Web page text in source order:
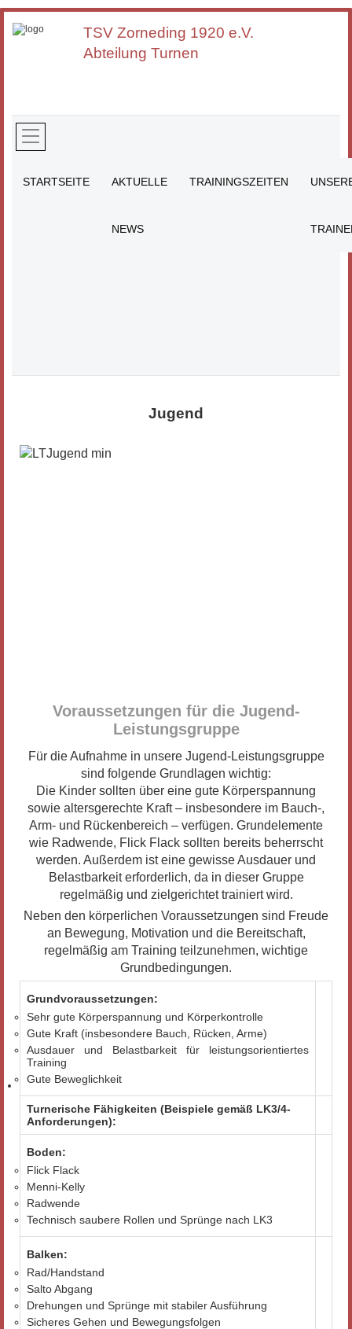
TSV Zorneding 1920 e.V.
Abteilung Turnen
STARTSEITE AKTUELLE
NEWS
TRAININGSZEITEN
Jugend
Voraussetzungen für die Jugend-
Leistungsgruppe
Für die Aufnahme in unsere Jugend-Leistungsgruppe
sind folgende Grundlagen wichtig:
Die Kinder sollten über eine gute Körperspannung
sowie altersgerechte Kraft – insbesondere im Bauch-,
Arm- und Rückenbereich – verfügen. Grundelemente
wie Radwende, Flick Flack sollten bereits beherrscht
werden. Außerdem ist eine gewisse Ausdauer und
Belastbarkeit erforderlich, da in dieser Gruppe
regelmäßig und zielgerichtet trainiert wird.
Neben den körperlichen Voraussetzungen sind Freude
an Bewegung, Motivation und die Bereitschaft,
regelmäßig am Training teilzunehmen, wichtige
Grundbedingungen.
Grundvoraussetzungen:
Sehr gute Körperspannung und Körperkontrolle
Gute Kraft (insbesondere Bauch, Rücken, Arme)
Ausdauer und Belastbarkeit für leistungsorientiertes
Training
Gute Beweglichkeit
Turnerische Fähigkeiten (Beispiele gemäß LK3/4-
Anforderungen):
Boden:
Flick Flack
Menni-Kelly
Radwende
Technisch saubere Rollen und Sprünge nach LK3
Balken:
Rad/Handstand
Salto Abgang
Drehungen und Sprünge mit stabiler Ausführung
Sicheres Gehen und Bewegungsfolgen